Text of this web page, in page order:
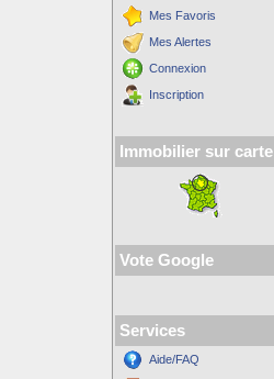
Mes Favoris
Mes Alertes
Connexion
Inscription
Immobilier sur carte
Vote Google
Services
Aide/FAQ